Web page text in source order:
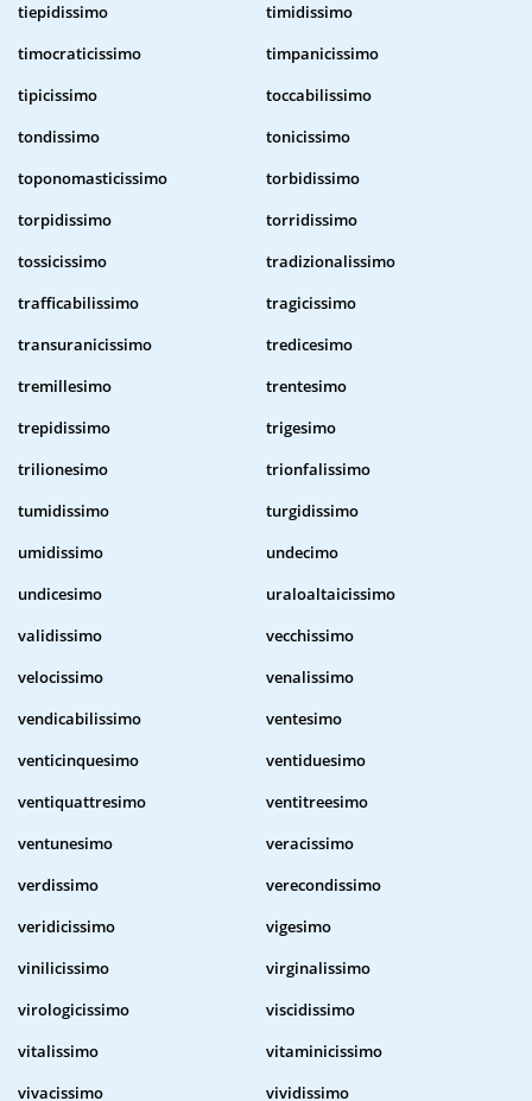
tiepidissimo
timidissimo
timocraticissimo
timpanicissimo
tipicissimo
toccabilissimo
tondissimo
tonicissimo
toponomasticissimo
torbidissimo
torpidissimo
torridissimo
tossicissimo
tradizionalissimo
trafficabilissimo
tragicissimo
transuranicissimo
tredicesimo
tremillesimo
trentesimo
trepidissimo
trigesimo
trilionesimo
trionfalissimo
tumidissimo
turgidissimo
umidissimo
undecimo
undicesimo
uraloaltaicissimo
validissimo
vecchissimo
velocissimo
venalissimo
vendicabilissimo
ventesimo
venticinquesimo
ventiduesimo
ventiquattresimo
ventitreesimo
ventunesimo
veracissimo
verdissimo
verecondissimo
veridicissimo
vigesimo
vinilicissimo
virginalissimo
virologicissimo
viscidissimo
vitalissimo
vitaminicissimo
vivacissimo
vividissimo